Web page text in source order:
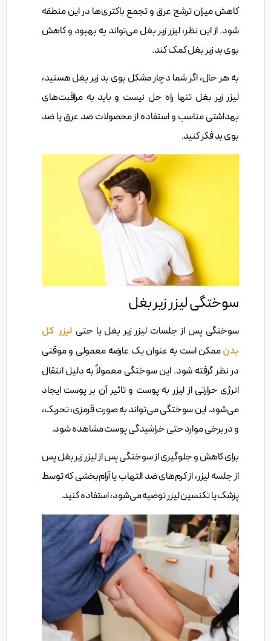
کاهش میزان ترشح عرق و تجمع باکتری‌ها در این منطقه
شود. از این نظر، لیزر زیر بغل می‌تواند به بهبود و کاهش
بوی بد زیر بغل کمک کند.
به هر حال، اگر شما دچار مشکل بوی بد زیر بغل هستید،
لیزر زیر بغل تنها راه حل نیست و باید به مراقبت‌های
بهداشتی مناسب و استفاده از محصولات ضد عرق یا ضد
بوی بد فکر کنید.
سوختگی لیزر زیر بغل
سوختگی پس از جلسات لیزر زیر بغل یا حتی لیزر کل
بدنممکن است به عنوان یک عارضه معمولی و موقتی
در نظر گرفته شود. این سوختگی معمولاً به دلیل انتقال
انرژی حرارتی از لیزر به پوست و تاثیر آن بر پوست ایجاد
می‌شود. این سوختگی می‌تواند به صورت قرمزی، تحریک،
و در برخی موارد حتی خراشیدگی پوست مشاهده شود.
برای کاهش و جلوگیری از سوختگی پس از لیزر زیر بغل پس
از جلسه لیزر، از کرم‌های ضد التهاب یا آرام‌بخشی که توسط
پزشک یا تکنسین لیزر توصیه می‌شود، استفاده کنید.